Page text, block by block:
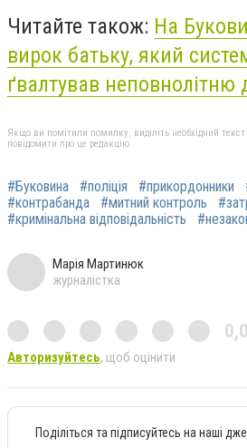
Читайте також: На
вирок батьку, який
ґвалтував неповнолітню
Якщо ви помітили помилку, виділіть необхідний
повідомити про це редакцію
#Буковина #поліція #прикордонники
#контрабанда
#митний контроль
#кримінальна відповідальність
Марія Мартинюк
журналістка
0,0
Авторизуйтесь, щоб оцінити
Поділіться та підписуйтесь на наші